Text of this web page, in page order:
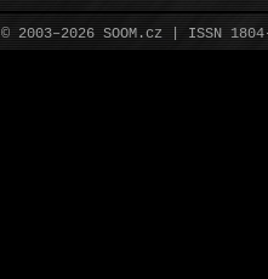
© 2003–2026 SOOM.cz | ISSN